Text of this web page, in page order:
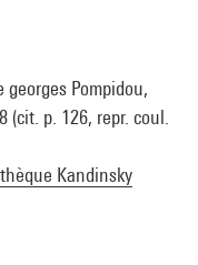
Pompidou,
p. 126, repr. coul.
Kandinsky